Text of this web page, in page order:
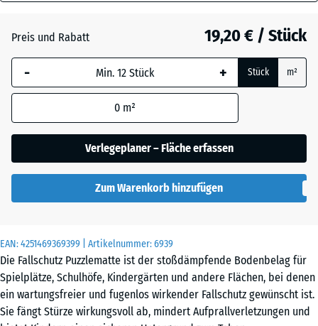
EAN:4251469369399 | Artikelnummer:6939
Die Fallschutz Puzzlematte ist der stoßdämpfende Bodenbelag für
Spielplätze, Schulhöfe, Kindergärten und andere Flächen, bei denen
ein wartungsfreier und fugenlos wirkender Fallschutz gewünscht ist.
Sie fängt Stürze wirkungsvoll ab, mindert Aufprallverletzungen und
Atlantik
Dunkelgrauer
Englischer
Rasen
Feuersglut
Grauer
Preis und Rabatt 19,20 € / Stück
- + Stück m²
0 m²
Verlegeplaner – Fläche erfassen
Zum Warenkorb hinzufügen